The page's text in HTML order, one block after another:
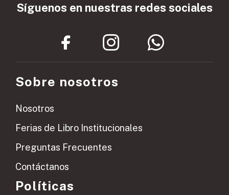
Síguenos en nuestras redes sociales
Sobre nosotros
Nosotros
Ferias de Libro Institucionales
Preguntas Frecuentes
Contáctanos
Políticas